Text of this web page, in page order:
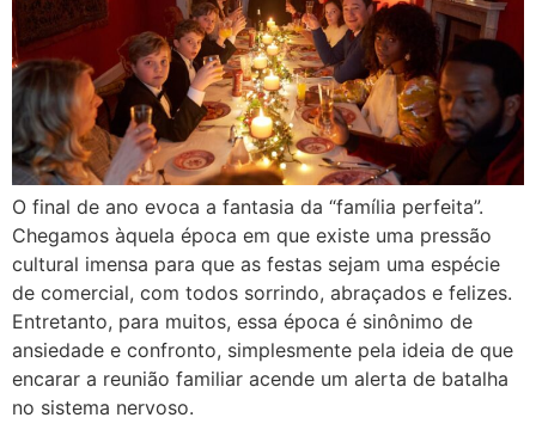
O final de ano evoca a fantasia da “família perfeita”.
Chegamos àquela época em que existe uma pressão
cultural imensa para que as festas sejam uma espécie
de comercial, com todos sorrindo, abraçados e felizes.
Entretanto, para muitos, essa época é sinônimo de
ansiedade e confronto, simplesmente pela ideia de que
encarar a reunião familiar acende um alerta de batalha
no sistema nervoso.